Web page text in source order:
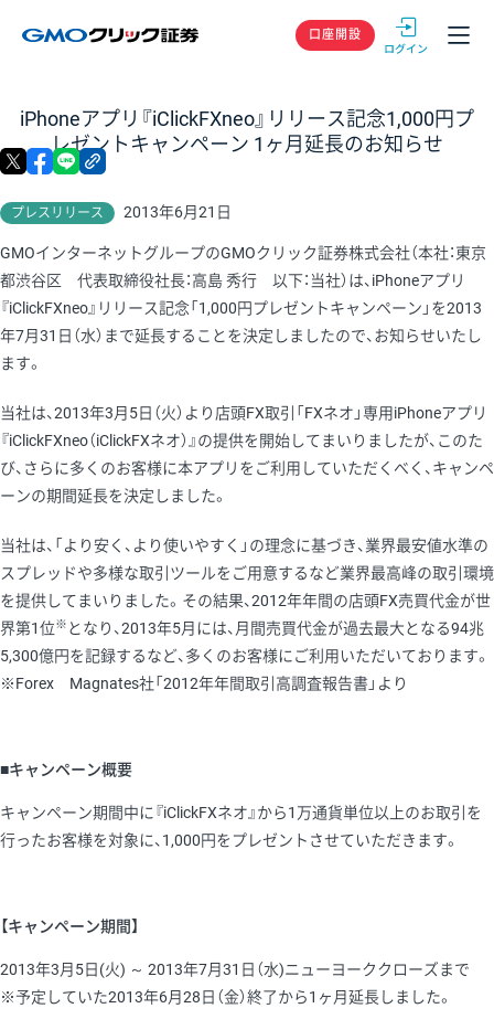
GMOクリック
口座開設
iPhoneアプリ『iClickFXneo』リリース記念1,000円プ
レゼントキャンペーン 1ヶ月延長のお知らせ
プレスリリース 2013年6月21日
X facebook
GMOインターネットグループのGMOクリック証券株式会社（本社：東京
都渋谷区 代表取締役社長：高島 秀行 以下：当社）は、iPhoneアプリ
『iClickFXneo』リリース記念「1,000円プレゼントキャンペーン」を2013
年7月31日（水）まで延長することを決定しましたので、お知らせいたし
ます。
当社は、2013年3月5日（火）より店頭FX取引「FXネオ」専用iPhoneアプリ
『iClickFXneo（iClickFXネオ）』の提供を開始してまいりましたが、このた
び、さらに多くのお客様に本アプリをご利用していただくべく、キャンペ
ーンの期間延長を決定しました。
当社は、「より安く、より使いやすく」の理念に基づき、業界最安値水準の
スプレッドや多様な取引ツールをご用意するなど業界最高峰の取引環境
を提供してまいりました。その結果、2012年年間の店頭FX売買代金が世
界第1位※ となり、2013年5月には、月間売買代金が過去最大となる94兆
5,300億円を記録するなど、多くのお客様にご利用いただいております。
※Forex Magnates社「2012年年間取引高調査報告書」より
■キャンペーン概要
キャンペーン期間中に『iClickFXネオ』から1万通貨単位以上のお取引を
行ったお客様を対象に、1,000円をプレゼントさせていただきます。
【キャンペーン期間】
2013年3月5日(火) ～ 2013年7月31日（水)ニューヨーククローズまで
※予定していた2013年6月28日（金）終了から1ヶ月延長しました。